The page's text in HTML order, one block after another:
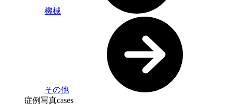
機械
その他
症例写真cases